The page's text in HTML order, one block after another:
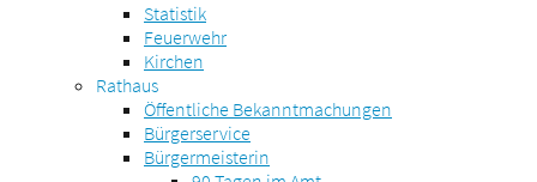
Statistik
Feuerwehr
Kirchen
Rathaus
Öffentliche Bekanntmachungen
Bürgerservice
Bürgermeisterin